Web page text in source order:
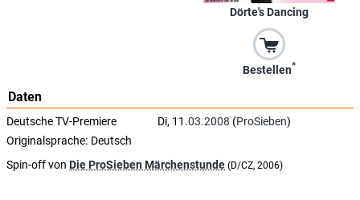
Dörte's Dancing
Bestellen*
Daten
Deutsche TV-Premiere Di, 11.03.2008 (ProSieben)
Originalsprache: Deutsch
Spin-off von Die ProSieben Märchenstunde (D/CZ, 2006)